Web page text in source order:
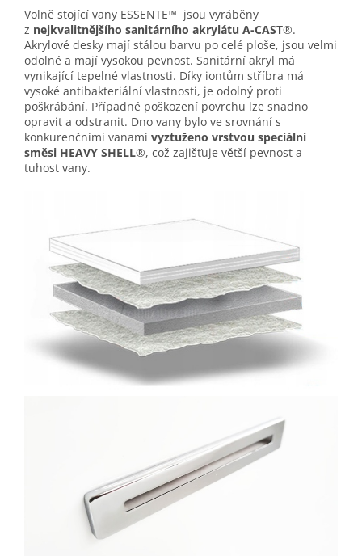
Volně stojící vany ESSENTE™ jsou vyráběny
z nejkvalitnějšího sanitárního akrylátu A-CAST®.
Akrylové desky mají stálou barvu po celé ploše, jsou velmi
odolné a mají vysokou pevnost. Sanitární akryl má
vynikající tepelné vlastnosti. Díky iontům stříbra má
vysoké antibakteriální vlastnosti, je odolný proti
poškrábání. Případné poškození povrchu lze snadno
opravit a odstranit. Dno vany bylo ve srovnání s
konkurenčními vanami vyztuženo vrstvou speciální
směsi HEAVY SHELL®, což zajišťuje větší pevnost a
tuhost vany.